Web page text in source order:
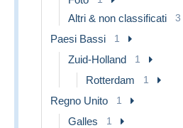
Altri & non classificati 3
Paesi Bassi 1
Zuid-Holland 1
Rotterdam 1
Regno Unito 1
Galles 1